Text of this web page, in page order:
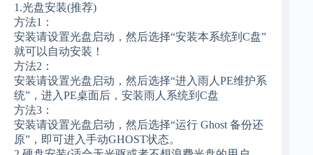
1.光盘安装(推荐)
方法1：
安装请设置光盘启动，然后选择“安装本系统到C盘”
就可以自动安装！
方法2：
安装请设置光盘启动，然后选择“进入雨人PE维护系
统”，进入PE桌面后，安装雨人系统到C盘
方法3：
安装请设置光盘启动，然后选择“运行 Ghost 备份还
原”，即可进入手动GHOST状态。